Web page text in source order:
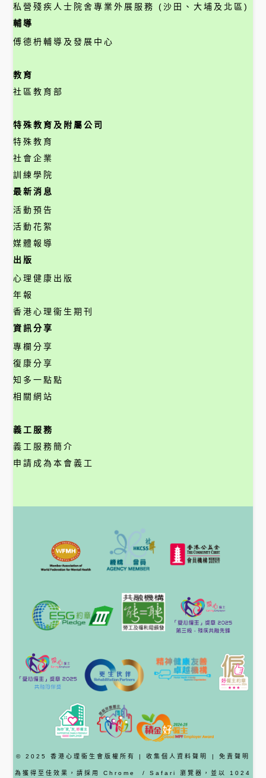
私營殘疾人士院舍專業外展服務 (沙田、大埔及北區)
輔導
傅德枬輔導及發展中心
教育
社區教育部
特殊教育及附屬公司
特殊教育
社會企業
訓練學院
最新消息
活動預告
活動花絮
媒體報導
出版
心理健康出版
年報
香港心理衞生期刊
資訊分享
專欄分享
復康分享
知多一點點
相關網站
義工服務
義工服務簡介
申請成為本會義工
© 2025 香港心理衞生會版權所有 | 收集個人資料聲明 | 免責聲明
為獲得至佳效果，請採用 Chrome / Safari 瀏覽器 ，並以 1024